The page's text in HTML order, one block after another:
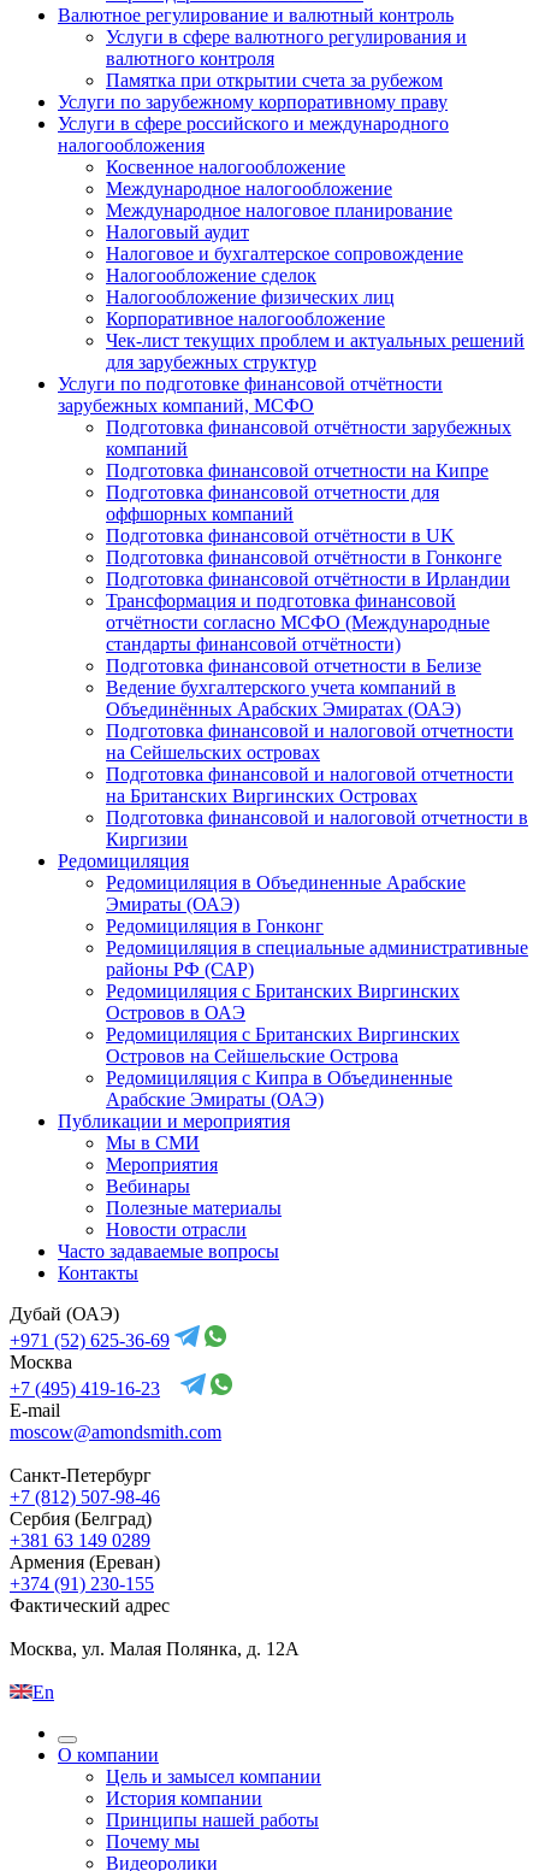
Валютное регулирование и валютный контроль
Услуги в сфере валютного регулирования и
валютного контроля
Памятка при открытии счета за рубежом
Услуги по зарубежному корпоративному праву
Услуги в сфере российского и международного
налогообложения
Косвенное налогообложение
Международное налогообложение
Международное налоговое планирование
Налоговый аудит
Налоговое и бухгалтерское сопровождение
Налогообложение сделок
Налогообложение физических лиц
Корпоративное налогообложение
Чек-лист текущих проблем и актуальных решений
для зарубежных структур
Услуги по подготовке финансовой отчётности
зарубежных компаний, МСФО
Подготовка финансовой отчётности зарубежных
компаний
Подготовка финансовой отчетности на Кипре
Подготовка финансовой отчетности для
оффшорных компаний
Подготовка финансовой отчётности в UK
Подготовка финансовой отчётности в Гонконге
Подготовка финансовой отчётности в Ирландии
Трансформация и подготовка финансовой
отчётности согласно МСФО (Международные
стандарты финансовой отчётности)
Подготовка финансовой отчетности в Белизе
Ведение бухгалтерского учета компаний в
Объединённых Арабских Эмиратах (ОАЭ)
Подготовка финансовой и налоговой отчетности
на Сейшельских островах
Подготовка финансовой и налоговой отчетности
на Британских Виргинских Островах
Подготовка финансовой и налоговой отчетности в
Киргизии
Редомициляция
Редомициляция в Объединенные Арабские
Эмираты (ОАЭ)
Редомициляция в Гонконг
Редомициляция в специальные административные
районы РФ (САР)
Редомициляция с Британских Виргинских
Островов в ОАЭ
Редомициляция с Британских Виргинских
Островов на Сейшельские Острова
Редомициляция с Кипра в Объединенные
Арабские Эмираты (ОАЭ)
Публикации и мероприятия
Мы в СМИ
Мероприятия
Вебинары
Полезные материалы
Новости отрасли
Часто задаваемые вопросы
Контакты
Дубай (ОАЭ)
+971 (52) 625-36-69
Москва
+7 (495) 419-16-23
E-mail
moscow@amondsmith.com
Санкт-Петербург
+7 (812) 507-98-46
Сербия (Белград)
+381 63 149 0289
Армения (Ереван)
+374 (91) 230-155
Фактический адрес
Москва, ул. Малая Полянка, д. 12А
En
О компании
Цель и замысел компании
История компании
Принципы нашей работы
Почему мы
Видеоролики